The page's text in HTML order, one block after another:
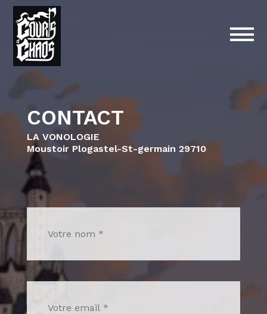
CONTACT
LA VONOLOGIE
Moustoir Plogastel-St-germain 29710